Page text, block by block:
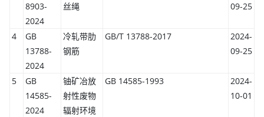
8903-
2024
丝绳
09-25
4
GB
13788-
2024
冷轧带肋
钢筋
GB/T 13788-2017
2024-
09-25
5
GB
14585-
2024
铀矿冶放
射性废物
辐射环境
GB 14585-1993
2024-
10-01